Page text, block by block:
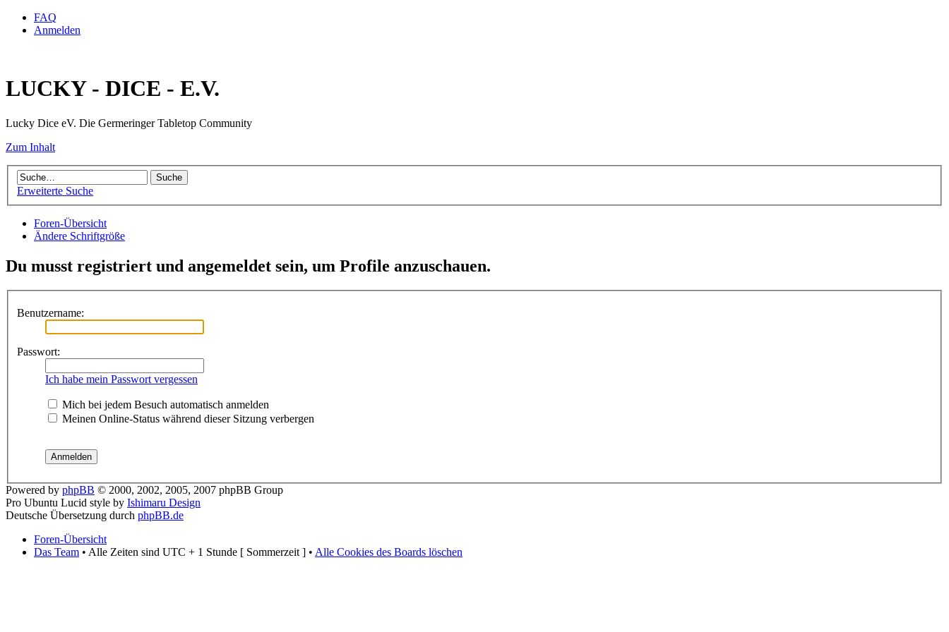
FAQ
Anmelden
LUCKY - DICE - E.V.
Lucky Dice eV. Die Germeringer Tabletop Community
Zum Inhalt
Erweiterte Suche
Foren-Übersicht
Ändere Schriftgröße
Du musst registriert und angemeldet sein, um Profile anzuschauen.
Benutzername:
Passwort:
Ich habe mein Passwort vergessen
Mich bei jedem Besuch automatisch anmelden
Meinen Online-Status während dieser Sitzung verbergen
Powered by phpBB © 2000, 2002, 2005, 2007 phpBB Group
Pro Ubuntu Lucid style by Ishimaru Design
Deutsche Übersetzung durch phpBB.de
Foren-Übersicht
Das Team • Alle Zeiten sind UTC + 1 Stunde [ Sommerzeit ] • Alle Cookies des Boards löschen